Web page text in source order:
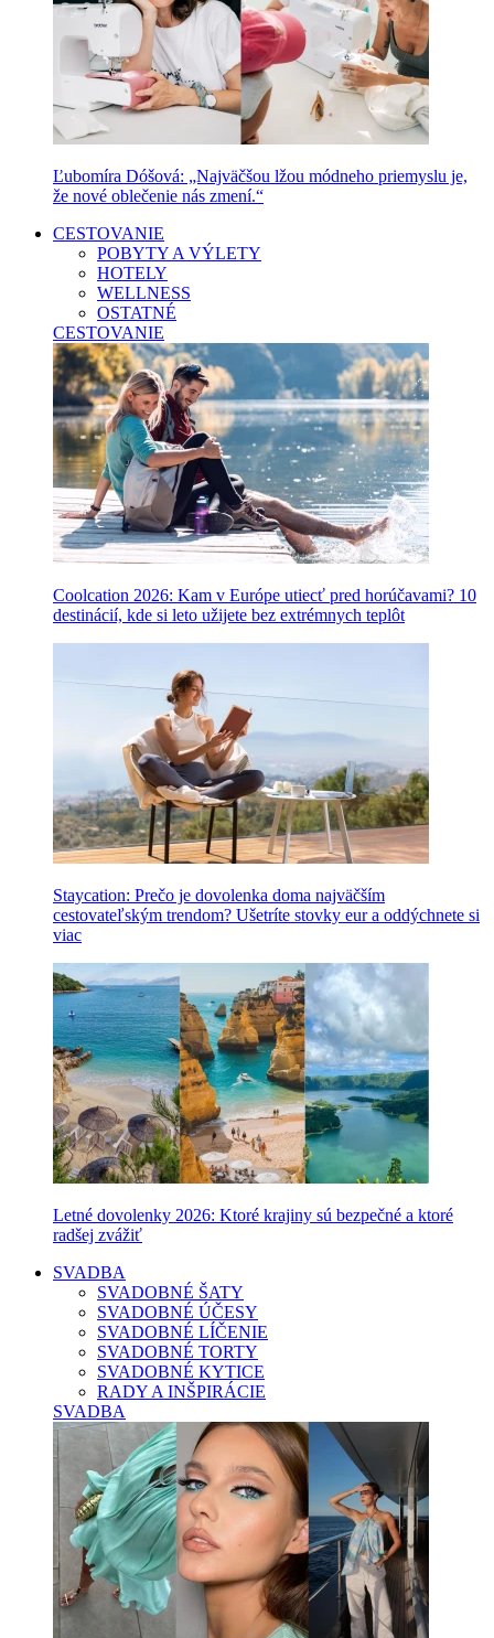
Ľubomíra Dóšová: „Najväčšou lžou módneho priemyslu je,
že nové oblečenie nás zmení.“
CESTOVANIE
POBYTY A VÝLETY
HOTELY
WELLNESS
OSTATNÉ
CESTOVANIE
Coolcation 2026: Kam v Európe utiecť pred horúčavami? 10
destinácií, kde si leto užijete bez extrémnych teplôt
Staycation: Prečo je dovolenka doma najväčším
cestovateľským trendom? Ušetríte stovky eur a oddýchnete si
viac
Letné dovolenky 2026: Ktoré krajiny sú bezpečné a ktoré
radšej zvážiť
SVADBA
SVADOBNÉ ŠATY
SVADOBNÉ ÚČESY
SVADOBNÉ LÍČENIE
SVADOBNÉ TORTY
SVADOBNÉ KYTICE
RADY A INŠPIRÁCIE
SVADBA